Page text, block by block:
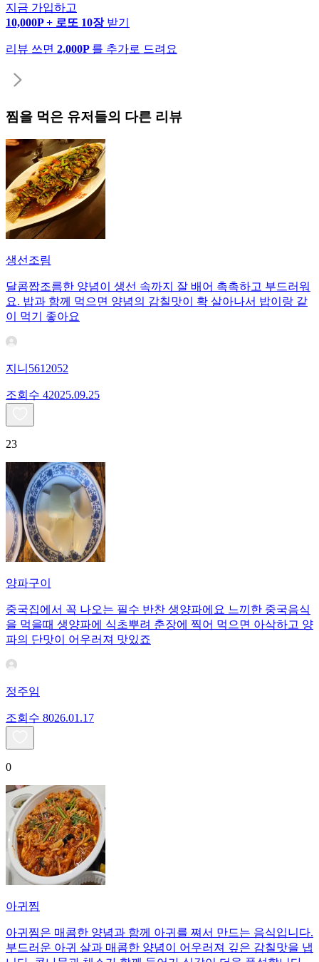
지금 가입하고
10,000P + 로또 10장 받기
리뷰 쓰면 2,000P 를 추가로 드려요
찜을 먹은 유저들의 다른 리뷰
생선조림
달콤짭조름한 양념이 생선 속까지 잘 배어 촉촉하고 부드러워
요. 밥과 함께 먹으면 양념의 감칠맛이 확 살아나서 밥이랑 같
이 먹기 좋아요
지니5612052
조회수 42025.09.25
23
양파구이
중국집에서 꼭 나오는 필수 반찬 생양파에요 느끼한 중국음식
을 먹을때 생양파에 식초뿌려 춘장에 찍어 먹으면 아삭하고 양
파의 단맛이 어우러져 맛있죠
정주임
조회수 8026.01.17
0
아귀찜
아귀찜은 매콤한 양념과 함께 아귀를 쪄서 만드는 음식입니다.
부드러운 아귀 살과 매콤한 양념이 어우러져 깊은 감칠맛을 냅